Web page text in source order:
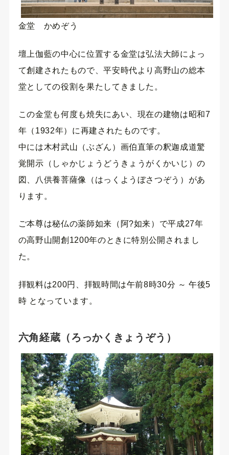
金堂 かめぞう
壇上伽藍の中心に位置する金堂は弘法大師によっ
て創建されたもので、平安時代より高野山の総本
堂としての役割を果たしてきました。
この金堂も何度も焼失にあい、現在の建物は昭和7
年（1932年）に再建されたものです。
中には木村武山（ぶざん）画伯直筆の釈迦成道驚
覚開示（しゃかじょうどうきょうがくかいじ）の
図、八供養菩薩像（はっくようぼさつぞう）があ
ります。
ご本尊は秘仏の薬師如来（阿?如来）で平成27年
の高野山開創1200年のときに特別公開されまし
た。
拝観料は200円、拝観時間は午前8時30分 ～ 午後5
時 となっています。
六角経蔵（ろっかくきょうぞう）